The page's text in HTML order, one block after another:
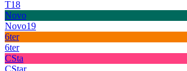
T18
Novo
Novo19
6ter
6ter
CSta